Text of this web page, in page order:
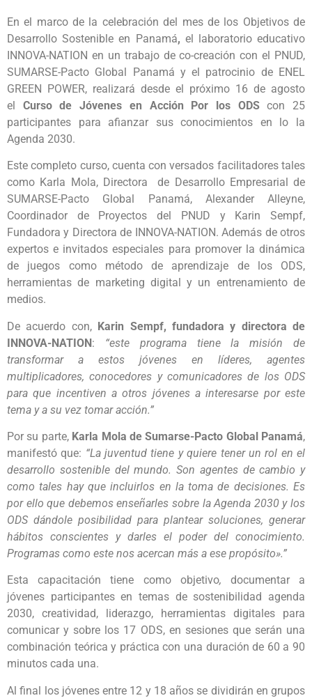
En el marco de la celebración del mes de los Objetivos de
Desarrollo Sostenible en Panamá, el laboratorio educativo
INNOVA-NATION en un trabajo de co-creación con el PNUD,
SUMARSE-Pacto Global Panamá y el patrocinio de ENEL
GREEN POWER, realizará desde el próximo 16 de agosto
el Curso de Jóvenes en Acción Por los ODScon 25
participantes para afianzar sus conocimientos en lo la
Agenda 2030.
Este completo curso, cuenta con versados facilitadores tales
como Karla Mola, Directora de Desarrollo Empresarial de
SUMARSE-Pacto Global Panamá, Alexander Alleyne,
Coordinador de Proyectos del PNUD y Karin Sempf,
Fundadora y Directora de INNOVA-NATION. Además de otros
expertos e invitados especiales para promover la dinámica
de juegos como método de aprendizaje de los ODS,
herramientas de marketing digital y un entrenamiento de
medios.
De acuerdo con, Karin Sempf, fundadora y directora de
INNOVA-NATION: “este programa tiene la misión de
transformar a estos jóvenes en líderes, agentes
multiplicadores, conocedores y comunicadores de los ODS
para que incentiven a otros jóvenes a interesarse por este
tema y a su vez tomar acción.”
Por su parte,Karla Mola de Sumarse-Pacto Global Panamá,
manifestó que: “La juventud tiene y quiere tener un rol en el
desarrollo sostenible del mundo. Son agentes de cambio y
como tales hay que incluirlos en la toma de decisiones. Es
por ello que debemos enseñarles sobre la Agenda 2030 y los
ODS dándole posibilidad para plantear soluciones, generar
hábitos conscientes y darles el poder del conocimiento.
Programas como este nos acercan más a ese propósito».”
Esta capacitación tiene como objetivo, documentar a
jóvenes participantes en temas de sostenibilidad agenda
2030, creatividad, liderazgo, herramientas digitales para
comunicar y sobre los 17 ODS, en sesiones que serán una
combinación teórica y práctica con una duración de 60 a 90
minutos cada una.
Al final los jóvenes entre 12 y 18 años se dividirán en grupos